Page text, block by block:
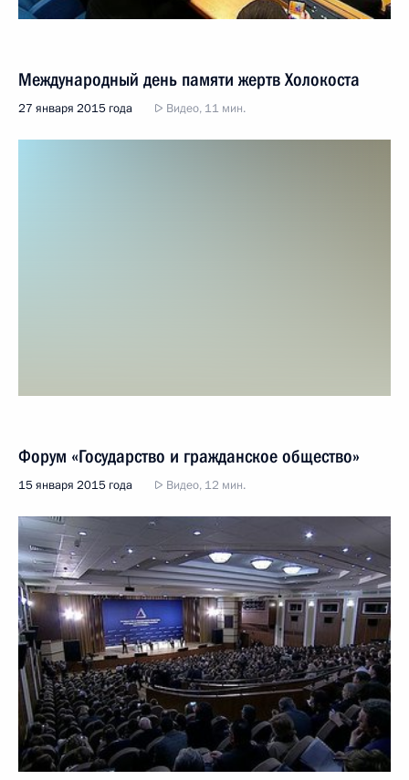
Международный день памяти жертв Холокоста
27 января 2015 года Видео, 11 мин.
Форум «Государство и гражданское общество»
15 января 2015 года Видео, 12 мин.